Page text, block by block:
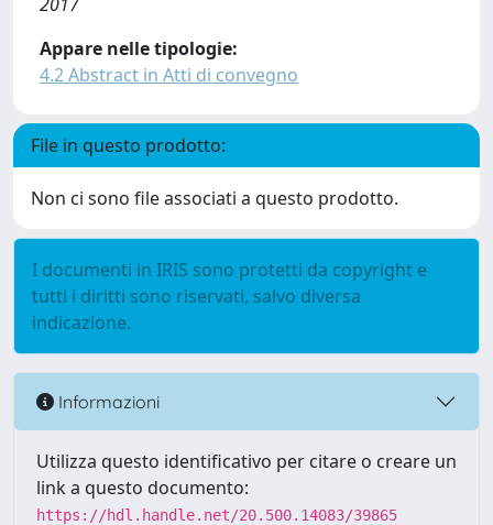
Appare nelle tipologie:
4.2 Abstract in Atti di convegno
File in questo prodotto:
Non ci sono file associati a questo prodotto.
I documenti in IRIS sono protetti da copyright e
tutti i diritti sono riservati, salvo diversa
indicazione.
Informazioni
Utilizza questo identificativo per citare o creare un
link a questo documento:
https://hdl.handle.net/20.500.14083/39865